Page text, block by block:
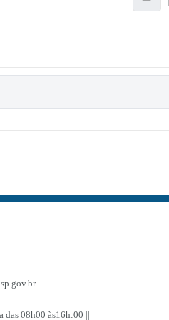
das 08h00 às16h:00 ||